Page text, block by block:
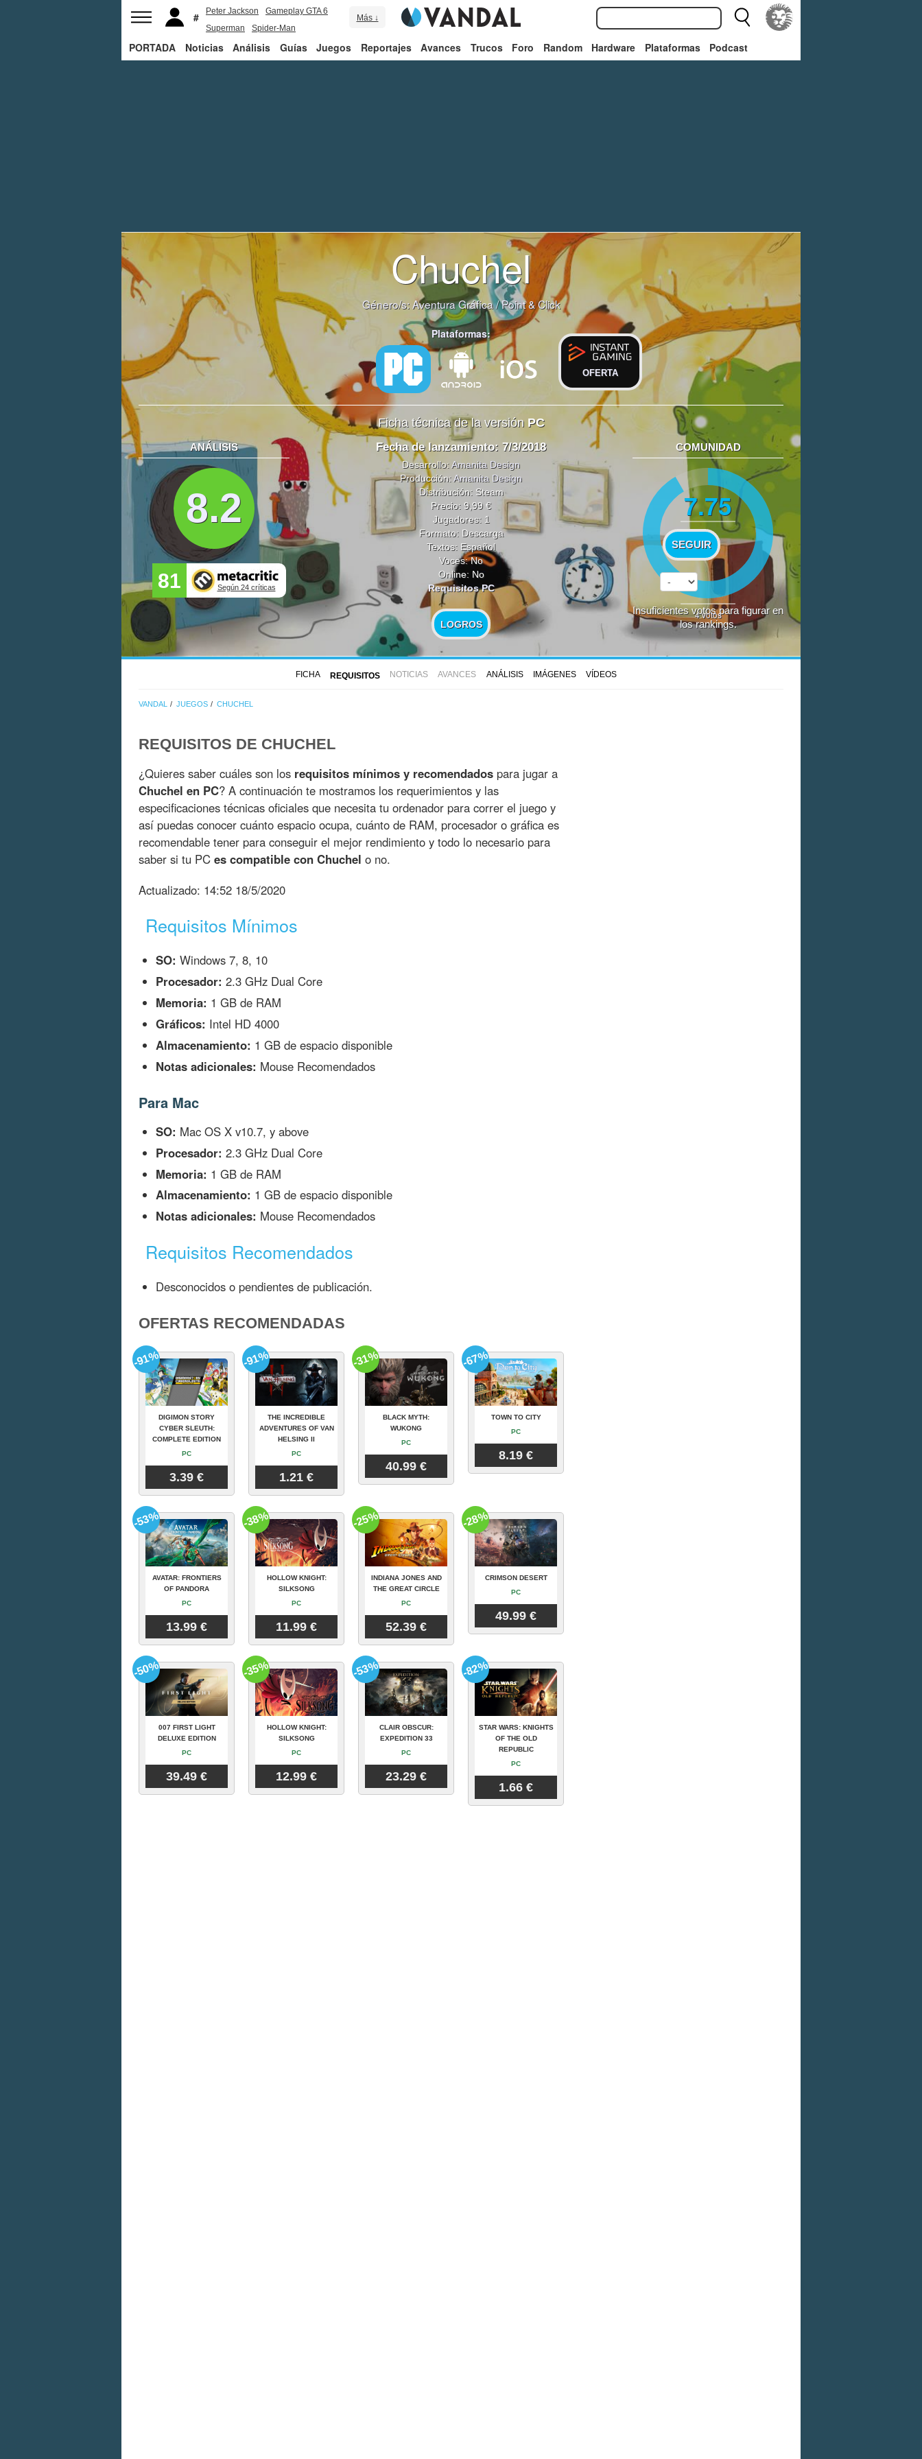
Peter Jackson
Gameplay GTA 6
Superman
Spider-Man
Más ↓
PORTADA Noticias Análisis Guías Juegos Reportajes Avances Trucos Foro Random Hardware Plataformas Podcast
Chuchel
Género/s:Aventura Gráfica/Point & Click
Plataformas:
OFERTA
Ficha técnica de la versión PC
ANÁLISIS
8.2
81 Según 24 críticas
Fecha de lanzamiento: 7/3/2018
Desarrollo:Amanita Design
Producción:Amanita Design
Distribución: Steam
Precio: 9,99 €
Jugadores: 1
Formato: Descarga
Textos: Español
Voces: No
Online: No
Requisitos PC
LOGROS
COMUNIDAD
7.75
SEGUIR
4votos
Insuficientes votos para figurar en
los rankings.
FICHA REQUISITOS NOTICIAS AVANCES ANÁLISIS IMÁGENES VÍDEOS
VANDAL JUEGOS CHUCHEL
REQUISITOS DE CHUCHEL
¿Quieres saber cuáles son los requisitos mínimos y recomendados para jugar a
Chuchel en PC? A continuación te mostramos los requerimientos y las
especificaciones técnicas oficiales que necesita tu ordenador para correr el juego y
así puedas conocer cuánto espacio ocupa, cuánto de RAM, procesador o gráfica es
recomendable tener para conseguir el mejor rendimiento y todo lo necesario para
saber si tu PC es compatible con Chuchel o no.
Actualizado: 14:52 18/5/2020
Requisitos Mínimos
SO: Windows 7, 8, 10
Procesador: 2.3 GHz Dual Core
Memoria: 1 GB de RAM
Gráficos: Intel HD 4000
Almacenamiento: 1 GB de espacio disponible
Notas adicionales: Mouse Recomendados
Para Mac
SO: Mac OS X v10.7, y above
Procesador: 2.3 GHz Dual Core
Memoria: 1 GB de RAM
Almacenamiento: 1 GB de espacio disponible
Notas adicionales: Mouse Recomendados
Requisitos Recomendados
Desconocidos o pendientes de publicación.
OFERTAS RECOMENDADAS
DIGIMON STORY
CYBER SLEUTH:
COMPLETE EDITION
PC
3.39 €
-91%
THE INCREDIBLE
ADVENTURES OF VAN
HELSING II
PC
1.21 €
-91%
BLACK MYTH:
WUKONG
PC
40.99 €
-31%
TOWN TO CITY
PC
8.19 €
-67%
AVATAR: FRONTIERS
OF PANDORA
PC
13.99 €
-53%
HOLLOW KNIGHT:
SILKSONG
PC
11.99 €
-38%
INDIANA JONES AND
THE GREAT CIRCLE
PC
52.39 €
-25%
CRIMSON DESERT
PC
49.99 €
-28%
007 FIRST LIGHT
DELUXE EDITION
PC
39.49 €
-50%
HOLLOW KNIGHT:
SILKSONG
PC
12.99 €
-35%
CLAIR OBSCUR:
EXPEDITION 33
PC
23.29 €
-53%
STAR WARS: KNIGHTS
OF THE OLD
REPUBLIC
PC
1.66 €
-82%